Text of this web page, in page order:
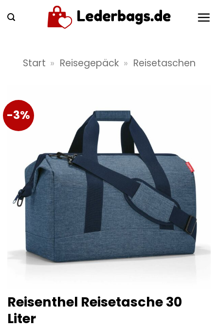
Inhalt
Start » Reisegepäck » Reisetaschen
-3%
Reisenthel Reisetasche 30
Liter